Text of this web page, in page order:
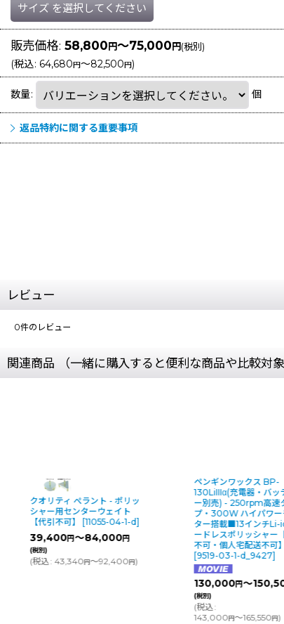
サイズ を選択してください
販売価格: 58,800円～75,000円(税別)
(税込: 64,680円～82,500円)
数量: 個
返品特約に関する重要事項
レビュー
0件のレビュー
関連商品 （一緒に購入すると便利な商品や比較対
クオリティ ぺラント - ポリッ
シャー用センターウェイト
【代引不可】
[11055-04-1-d]
39,400円～84,000円
(税別)
(税込: 43,340円～92,400円)
ペンギンワックス BP-
130LiIIIα(充電器・バッ
ー別売) - 250rpm高速
プ・300W ハイパワー
ター搭載■13インチLi-
ードレスポリッシャー
不可・個人宅配送不可】
[9519-03-1-d_9427]
130,000円～
(税別)
(税込:
143,000円～165,550円)